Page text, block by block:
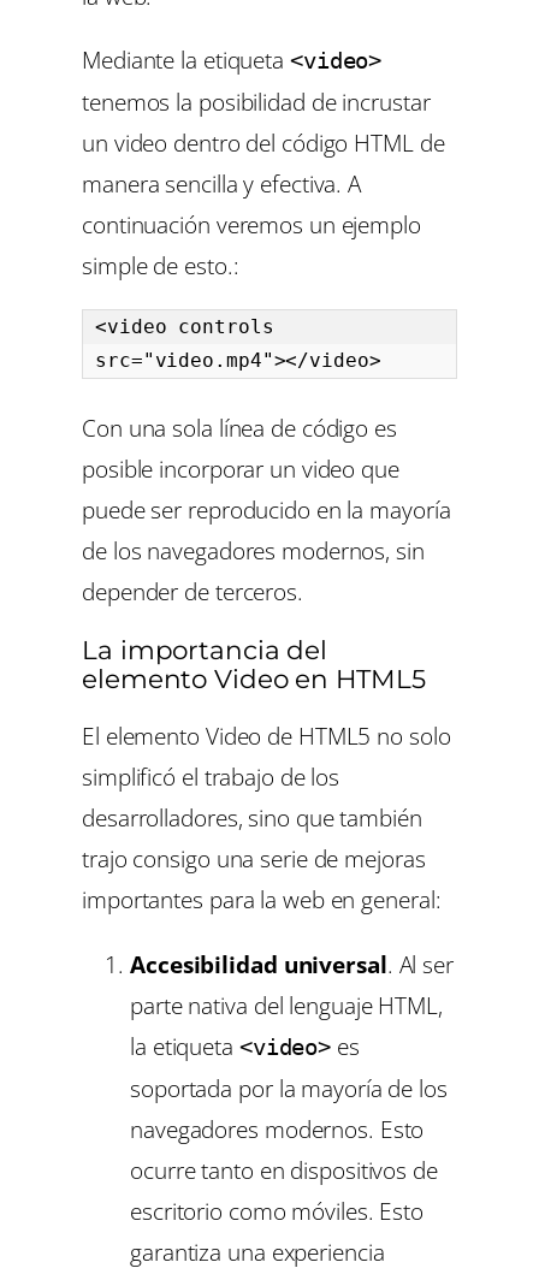
Mediante la etiqueta <video>
tenemos la posibilidad de incrustar
un video dentro del código HTML de
manera sencilla y efectiva. A
continuación veremos un ejemplo
simple de esto.:
<video controls
src="video.mp4"></video>
Con una sola línea de código es
posible incorporar un video que
puede ser reproducido en la mayoría
de los navegadores modernos, sin
depender de terceros.
La importancia del
elemento Video en HTML5
El elemento Video de HTML5 no solo
simplificó el trabajo de los
desarrolladores, sino que también
trajo consigo una serie de mejoras
importantes para la web en general:
Accesibilidad universal. Al ser
parte nativa del lenguaje HTML,
la etiqueta <video> es
soportada por la mayoría de los
navegadores modernos. Esto
ocurre tanto en dispositivos de
escritorio como móviles. Esto
garantiza una experiencia